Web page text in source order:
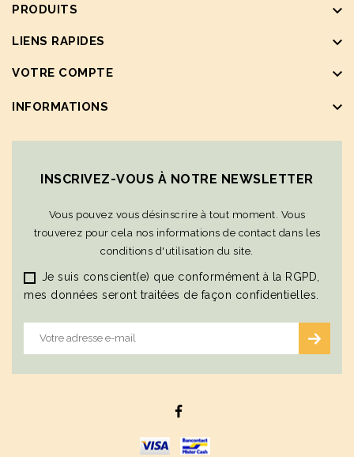
PRODUITS keyboard_arrow_down
LIENS RAPIDES keyboard_arrow_down
VOTRE COMPTE keyboard_arrow_down
INFORMATIONS keyboard_arrow_down
INSCRIVEZ-VOUS À NOTRE NEWSLETTER
Vous pouvez vous désinscrire à tout moment. Vous
trouverez pour cela nos informations de contact dans les
conditions d'utilisation du site.
Je suis conscient(e) que conformément à la RGPD,
mes données seront traitées de façon confidentielles.